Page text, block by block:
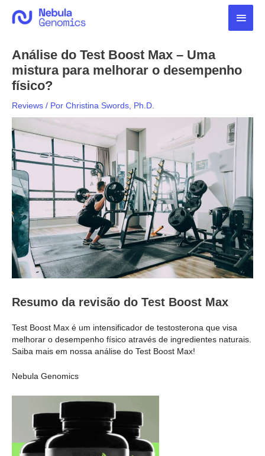
para
Análise do Test Boost Max – Uma
mistura para melhorar o desempenho
físico?
Reviews / Por Christina Swords, Ph.D.
Resumo da revisão do Test Boost Max
Test Boost Max é um intensificador de testosterona que visa
melhorar o desempenho físico através de ingredientes naturais.
Saiba mais em nossa análise do Test Boost Max!
Nebula Genomics